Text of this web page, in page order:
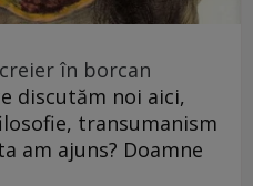
în borcan
discutăm noi aici,
transumanism
am ajuns? Doamne